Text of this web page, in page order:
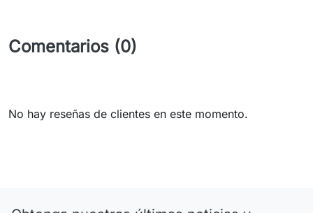
Comentarios (0)
No hay reseñas de clientes en este momento.